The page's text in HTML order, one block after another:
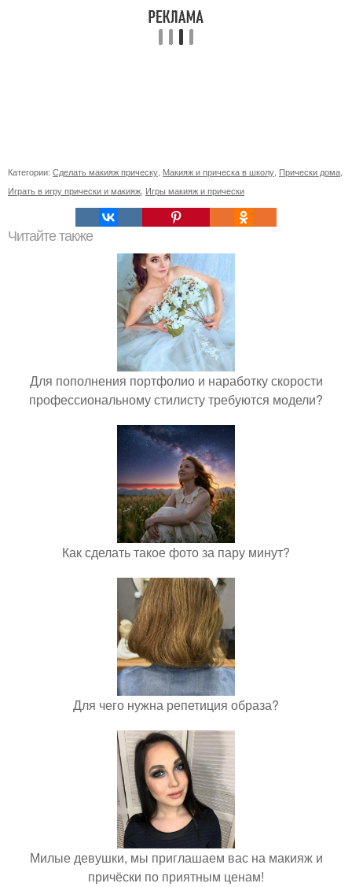
Категории: Сделать макияж прическу Макияж и прическа в школу Прически дома
Играть в игру прически и макияж Игры макияж и прически
Читайте также
Для пополнения портфолио и наработку скорости
профессиональному стилисту требуются модели?
Как сделать такое фото за пару минут?
Для чего нужна репетиция образа?
Милые девушки, мы приглашаем вас на макияж и
причёски по приятным ценам!